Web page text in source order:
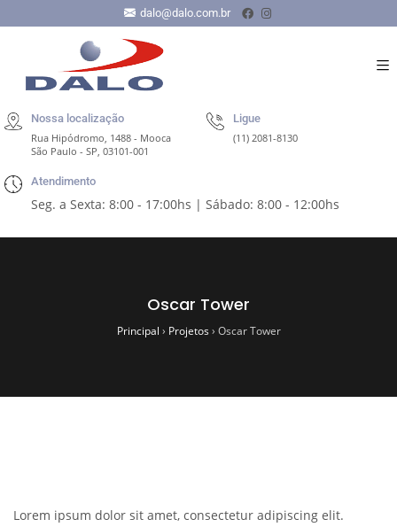
dalo@dalo.com.br
Nossa localização
Rua Hipódromo, 1488 - Mooca
São Paulo - SP, 03101-001
Ligue
(11) 2081-8130
Atendimento
Seg. a Sexta: 8:00 - 17:00hs | Sábado: 8:00 - 12:00hs
Oscar Tower
Principal › Projetos› Oscar Tower
Lorem ipsum dolor sit amet, consectetur adipiscing elit.